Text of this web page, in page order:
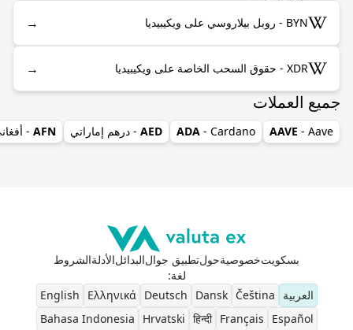
BYN - روبل بيلاروسي على ويكيبيديا →
XDR - حقوق السحب الخاصة على ويكيبيديا →
جميع العملات
AAVE - Aave
ADA - Cardano
AED - درهم إماراتي AFN
-
بسكويتخصوصيةحولتطبيق جوالالبدائلالأدلةالشروط
لغة:
العربية
Čeština
Dansk
Deutsch
Ελληνικά
English
Español
Français
हिन्दी
Hrvatski
Bahasa Indonesia